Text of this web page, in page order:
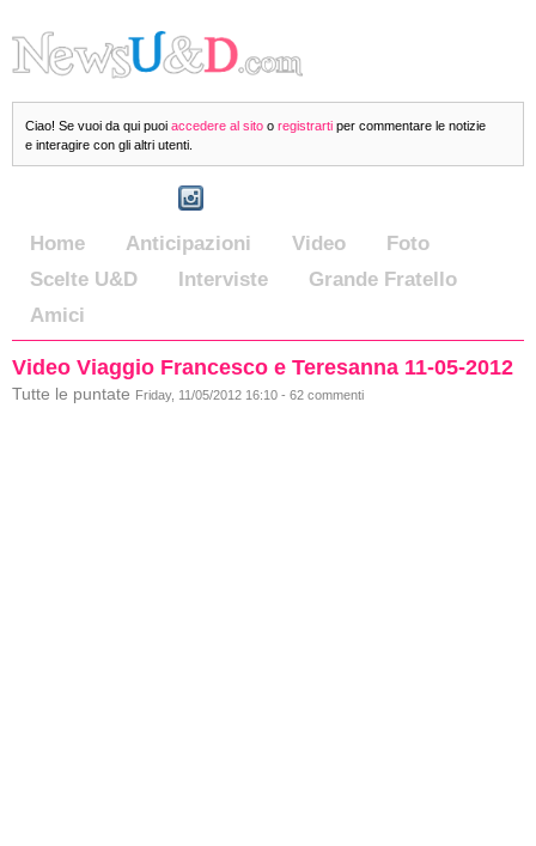
Ciao! Se vuoi da qui puoi accedere al sito o registrarti per commentare le notizie
e interagire con gli altri utenti.
Home Anticipazioni Video
Foto
Scelte U&D
Interviste
Grande Fratello
Amici
Video Viaggio Francesco e Teresanna 11-05-2012
Tutte le puntate Friday, 11/05/2012 16:10 - 62 commenti